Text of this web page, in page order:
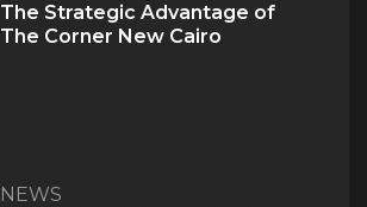
The Strategic Advantage of
The Corner New Cairo
NEWS